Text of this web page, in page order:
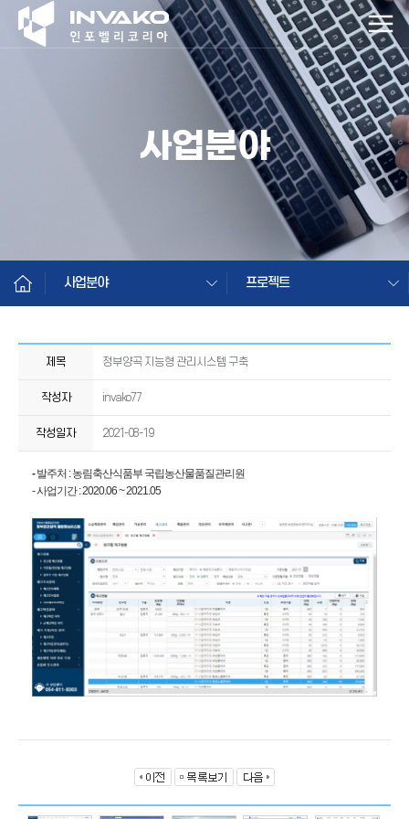
사업분야
사업분야 프로젝트
제목 정부양곡 지능형 관리시스템 구축
작성자 invako77
작성일자 2021-08-19
-발주처 : 농림축산식품부 국립농산물품질관리원
- 사업기간 : 2020.06 ~ 2021.05